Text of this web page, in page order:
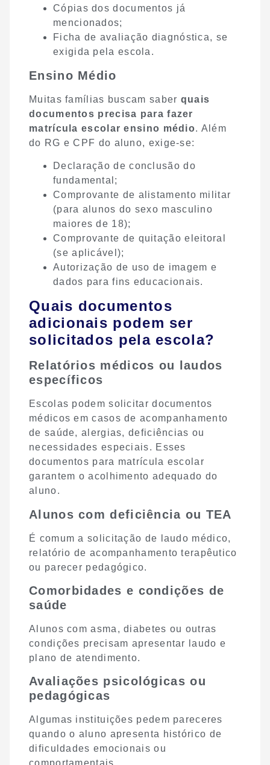
Cópias dos documentos já
mencionados;
Ficha de avaliação diagnóstica, se
exigida pela escola.
Ensino Médio
Muitas famílias buscam saber quais
documentos precisa para fazer
matrícula escolar ensino médio. Além
do RG e CPF do aluno, exige-se:
Declaração de conclusão do
fundamental;
Comprovante de alistamento militar
(para alunos do sexo masculino
maiores de 18);
Comprovante de quitação eleitoral
(se aplicável);
Autorização de uso de imagem e
dados para fins educacionais.
Quais documentos
adicionais podem ser
solicitados pela escola?
Relatórios médicos ou laudos
específicos
Escolas podem solicitar documentos
médicos em casos de acompanhamento
de saúde, alergias, deficiências ou
necessidades especiais. Esses
documentos para matrícula escolar
garantem o acolhimento adequado do
aluno.
Alunos com deficiência ou TEA
É comum a solicitação de laudo médico,
relatório de acompanhamento terapêutico
ou parecer pedagógico.
Comorbidades e condições de
saúde
Alunos com asma, diabetes ou outras
condições precisam apresentar laudo e
plano de atendimento.
Avaliações psicológicas ou
pedagógicas
Algumas instituições pedem pareceres
quando o aluno apresenta histórico de
dificuldades emocionais ou